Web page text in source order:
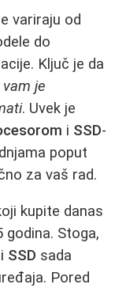
variraju od
do
Ključ je da
je
. Uvek je
i SSD-
poput
za vaš rad.
kupite danas
godina. Stoga,
SSD sada
Pored